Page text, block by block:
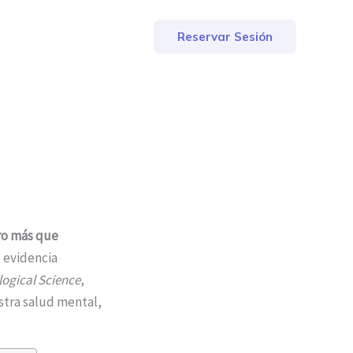
Reservar Sesión
más que
Science,
salud mental,